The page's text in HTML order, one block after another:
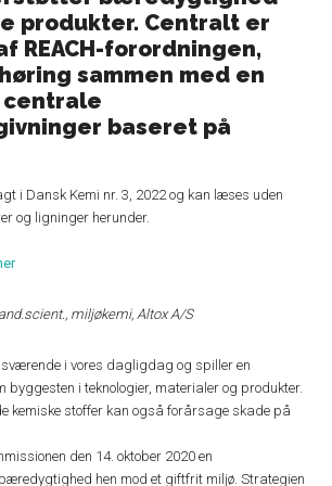
produkter. Centralt er
REACH-forordningen,
sammen med en
baseret på
i Dansk Kemi nr. 3, 2022 og kan læses uden
og ligninger herunder.
miljøkemi, Altox A/S
i vores dagligdag og spiller en
byggesten i teknologier, materialer og produkter.
kemiske stoffer kan også forårsage skade på
den 14. oktober 2020 en
hen mod et giftfrit miljø. Strategien